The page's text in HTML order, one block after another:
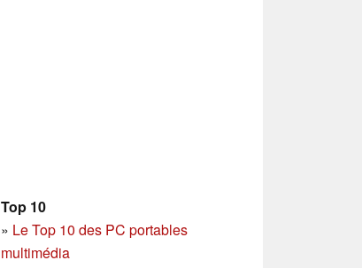
Top 10
» Le Top 10 des PC portables
multimédia